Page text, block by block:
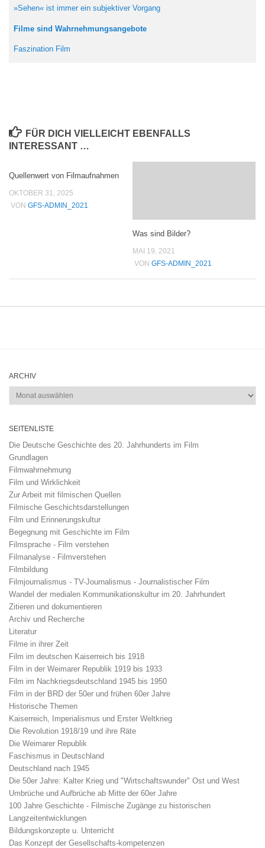
»Sehen« ist immer ein subjektiver Vorgang
Filme sind Wahrnehmungsangebote
Faszination Film
FÜR DICH VIELLEICHT EBENFALLS
INTERESSANT …
Quellenwert von Filmaufnahmen
OKTOBER 31, 2025
VON GFS-ADMIN_2021
Was sind Bilder?
MAI 19, 2021
VON GFS-ADMIN_2021
ARCHIV
Archiv
SEITENLISTE
Die Deutsche Geschichte des 20. Jahrhunderts im Film
Grundlagen
Filmwahrnehmung
Film und Wirklichkeit
Zur Arbeit mit filmischen Quellen
Filmische Geschichtsdarstellungen
Film und Erinnerungskultur
Begegnung mit Geschichte im Film
Filmsprache - Film verstehen
Filmanalyse - Filmverstehen
Filmbildung
Filmjournalismus - TV-Journalismus - Journalistischer Film
Wandel der medialen Kommunikationskultur im 20. Jahrhundert
Zitieren und dokumentieren
Archiv und Recherche
Literatur
Filme in ihrer Zeit
Film im deutschen Kaiserreich bis 1918
Film in der Weimarer Republik 1919 bis 1933
Film im Nachkriegsdeutschland 1945 bis 1950
Film in der BRD der 50er und frühen 60er Jahre
Historische Themen
Kaiserreich, Imperialismus und Erster Weltkrieg
Die Revolution 1918/19 und ihre Räte
Die Weimarer Republik
Faschismus in Deutschland
Deutschland nach 1945
Die 50er Jahre: Kalter Krieg und "Wirtschaftswunder" Ost und West
Umbrüche und Aufbrüche ab Mitte der 60er Jahre
100 Jahre Geschichte - Filmische Zugänge zu historischen
Langzeitentwicklungen
Bildungskonzepte u. Unterricht
Das Konzept der Gesellschafts-kompetenzen